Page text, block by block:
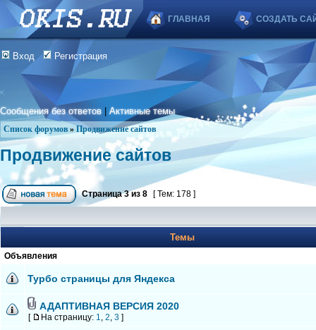
ГЛАВНАЯ СОЗДАТЬ
Вход Регистрация
Сообщения без ответов |Активные темы
Список форумов » Продвижение сайтов
Продвижение сайтов
Страница3из 8 [ Тем: 178 ]
Темы
Объявления
Турбо страницы для Яндекса
АДАПТИВНАЯ ВЕРСИЯ 2020
[ На страницу: 1, 2, 3 ]